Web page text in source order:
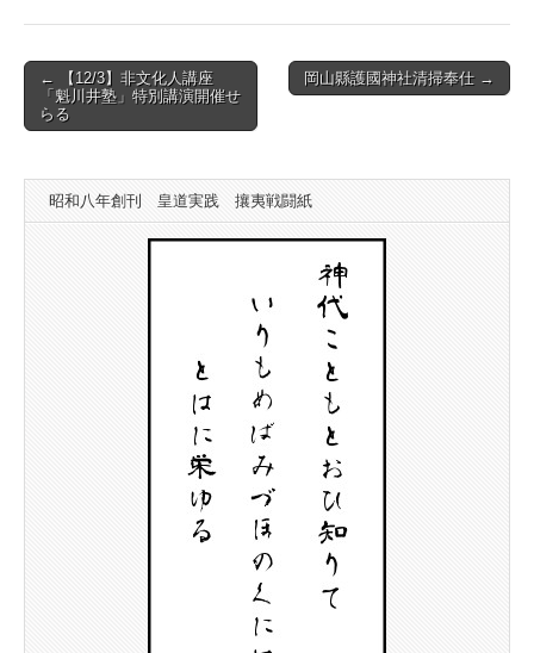
Post
navigation
← 【12/3】非文化人講座
「魁川井塾」特別講演開催せ
らる
岡山縣護國神社清掃奉仕 →
昭和八年創刊 皇道実践 攘夷戦闘紙